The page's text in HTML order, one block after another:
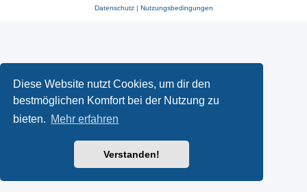
Diese Website nutzt Cookies, um dir den
bestmöglichen Komfort bei der Nutzung zu
bieten. Mehr erfahren
Verstanden!
Datenschutz| Nutzungsbedingungen